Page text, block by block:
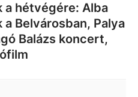
a hétvégére: Alba
Belvárosban, Palya
Balázs koncert,